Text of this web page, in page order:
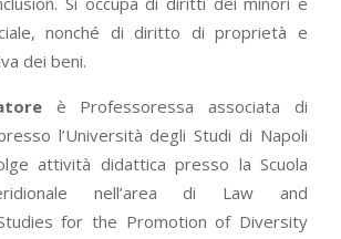
nonché di diritto di proprietà e
dei beni.
è Professoressa associata di
l’Università degli Studi di Napoli
attività didattica presso la Scuola
nell’area di Law and
for the Promotion of Diversity